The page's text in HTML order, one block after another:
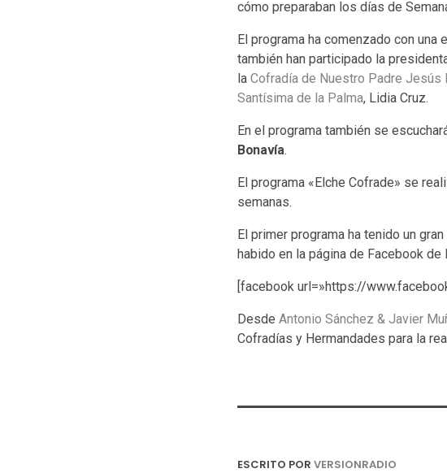
cómo preparaban los días de
El programa ha comenzado con
también han participado la
la Cofradía de Nuestro Padre Jesús
Santísima de la Palma, Lidia Cruz.
En el programa también se
Bonavía.
El programa «Elche Cofrade» se
semanas.
El primer programa ha tenido un
habido en la página de Facebook de
[facebook url=»https://
Desde Antonio Sánchez & Javier
Cofradías y Hermandades para la
ESCRITO POR VERSIONRADIO